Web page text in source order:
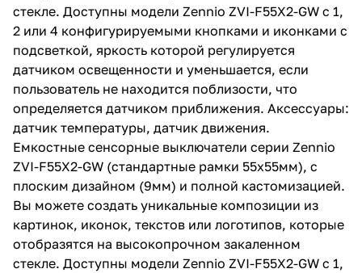
стекле. Доступны модели Zennio ZVI-F55X2-GW с 1,
2 или 4 конфигурируемыми кнопками и иконками с
подсветкой, яркость которой регулируется
датчиком освещенности и уменьшается, если
пользователь не находится поблизости, что
определяется датчиком приближения. Аксессуары:
датчик температуры, датчик движения.
Емкостные сенсорные выключатели серии Zennio
ZVI-F55X2-GW (стандартные рамки 55х55мм), с
плоским дизайном (9мм) и полной кастомизацией.
Вы можете создать уникальные композиции из
картинок, иконок, текстов или логотипов, которые
отобразятся на высокопрочном закаленном
стекле. Доступны модели Zennio ZVI-F55X2-GW с 1,